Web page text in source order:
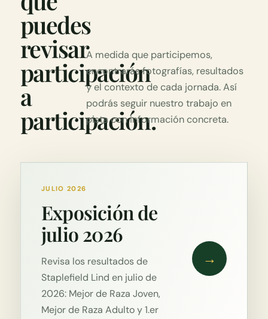
puedes
revisar
participación
a
participación.
A medida que participemos,
encontrarás fotografías, resultados
y el contexto de cada jornada. Así
podrás seguir nuestro trabajo en
pista con información concreta.
JULIO 2026
Exposición de
julio 2026
Revisa los resultados de
Staplefield Lind en julio de
2026: Mejor de Raza Joven,
Mejor de Raza Adulto y 1.er
→